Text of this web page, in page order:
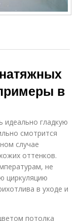
в
гладкую
смотрится
случае
оттенков.
не
циркуляцию
в уходе и
потолка